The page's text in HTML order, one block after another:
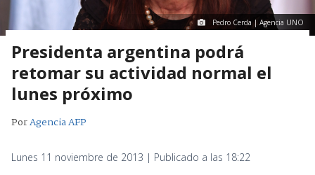
Pedro Cerda | Agencia UNO
Presidenta argentina podrá
retomar su actividad normal el
lunes próximo
PorAgencia AFP
Lunes 11 noviembre de 2013 | Publicado a las 18:22